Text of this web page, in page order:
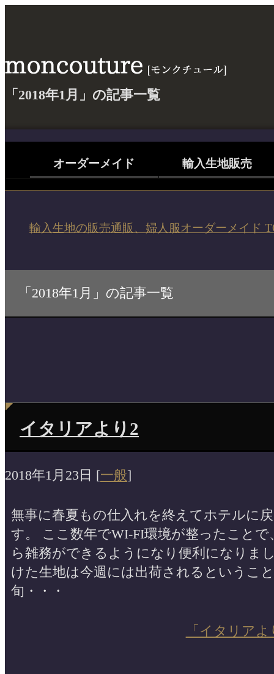
「2018年1月」の記事一覧
オーダーメイド 輸入生地販売
輸入生地の販売通販、婦人服オーダーメイド
「2018年1月」の記事一覧
イタリアより2
2018年1月23日 [一般]
無事に春夏もの仕入れを終えてホテルに
す。 ここ数年でWI-FI環境が整ったことで
ら雑務ができるようになり便利になりま
けた生地は今週には出荷されるというこ
旬・・・
「イタリア